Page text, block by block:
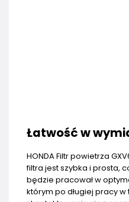
Łatwość w
HONDA Filtr powietrza
filtra jest szybka i prosta,
będzie pracował w
którym po długiej pracy